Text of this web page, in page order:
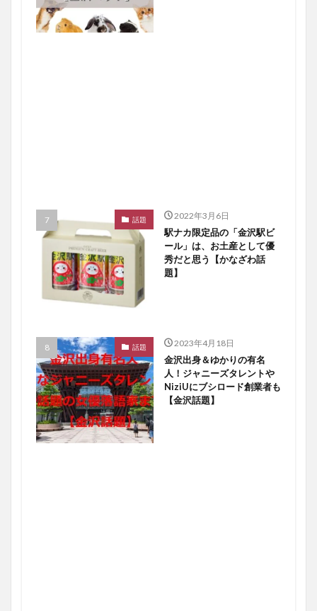
話題 2022年3月6日
駅ナカ限定品の「金沢駅ビ
ール」は、お土産として優
秀だと思う【かなざわ話
題】
話題 2023年4月18日
金沢出身＆ゆかりの有名
人！ジャニーズタレントや
NiziUにブシロード創業者も
【金沢話題】